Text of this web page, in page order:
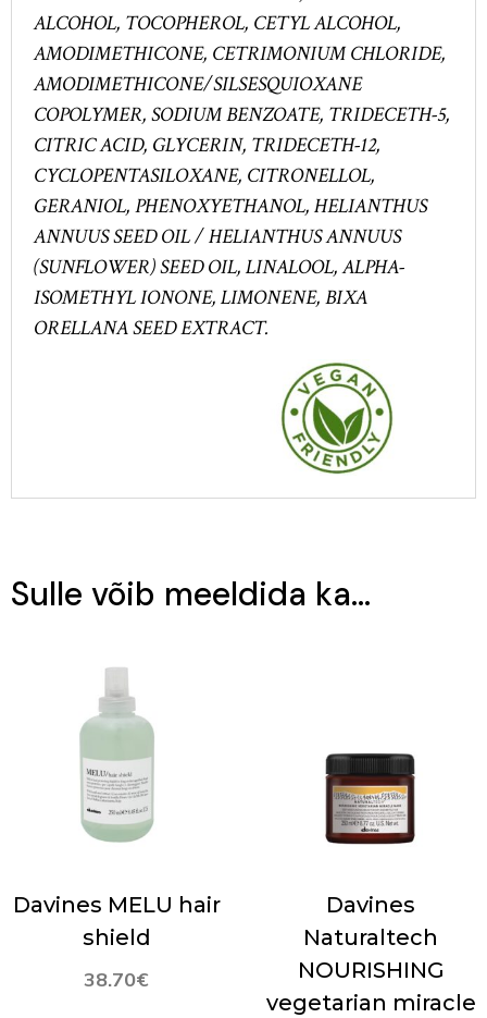
ALCOHOL, TOCOPHEROL, CETYL ALCOHOL,
AMODIMETHICONE, CETRIMONIUM CHLORIDE,
AMODIMETHICONE/SILSESQUIOXANE
COPOLYMER, SODIUM BENZOATE, TRIDECETH-5,
CITRIC ACID, GLYCERIN, TRIDECETH-12,
CYCLOPENTASILOXANE, CITRONELLOL,
GERANIOL, PHENOXYETHANOL, HELIANTHUS
ANNUUS SEED OIL / HELIANTHUS ANNUUS
(SUNFLOWER) SEED OIL, LINALOOL, ALPHA-
ISOMETHYL IONONE, LIMONENE, BIXA
ORELLANA SEED EXTRACT.
Sulle võib meeldida ka…
Davines MELU hair
shield
38.70€
Davines
Naturaltech
NOURISHING
vegetarian miracle